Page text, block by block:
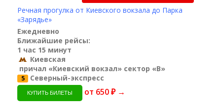
Речная прогулка от Киевского вокзала до Парка
«Зарядье»
Ежедневно
Ближайшие рейсы:
1 час 15 минут
Киевская
причал «Киевский вокзал» сектор «B»
5 Северный-экспресс
КУПИТЬ БИЛЕТЫ от 650 ₽ →